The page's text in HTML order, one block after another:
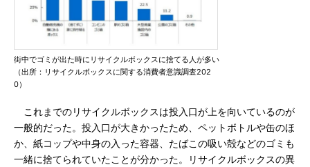
街中でゴミが出た時にリサイクルボックスに捨てる人が多い
（出所：リサイクルボックスに関する消費者意識調査202
0）
これまでのリサイクルボックスは投入口が上を向いているのが
一般的だった。投入口が大きかったため、ペットボトルや缶のほ
か、紙コップや中身の入った容器、たばこの吸い殻などのゴミも
一緒に捨てられていたことが分かった。リサイクルボックスの異